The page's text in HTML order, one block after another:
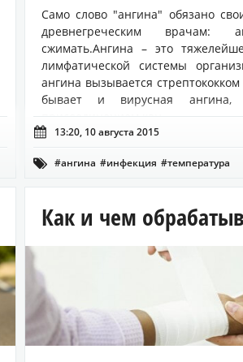
Само слово "ангина" обязано
древнегреческим
сжимать.Ангина – это
лимфатической системы
ангина вызывается
бывает и вирусная
присоединением кан...
 13:20, 10 августа 2015
 #ангина #инфекция #температура
Как и чем